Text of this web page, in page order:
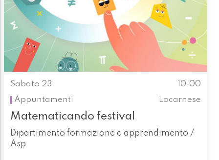
Sabato 23
10.00
Appuntamenti
Locarnese
Matematicando festival
Dipartimento formazione e apprendimento /
Asp